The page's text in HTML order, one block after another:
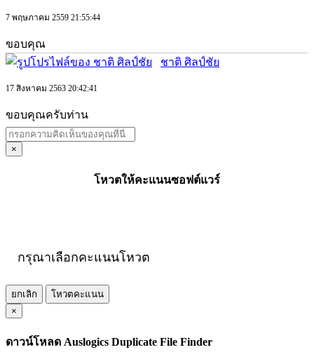
7 พฤษภาคม 2559 21:55:44
ขอบคุณ
ชาติ ศิลป์ชัย
17 สิงหาคม 2563 20:42:41
ขอบคุณครับท่าน
×
โหวตให้คะแนนซอฟต์แวร์
กรุณาเลือกคะแนนโหวต
ยกเลิก
โหวตคะแนน
×
ดาวน์โหลด Auslogics Duplicate File Finder